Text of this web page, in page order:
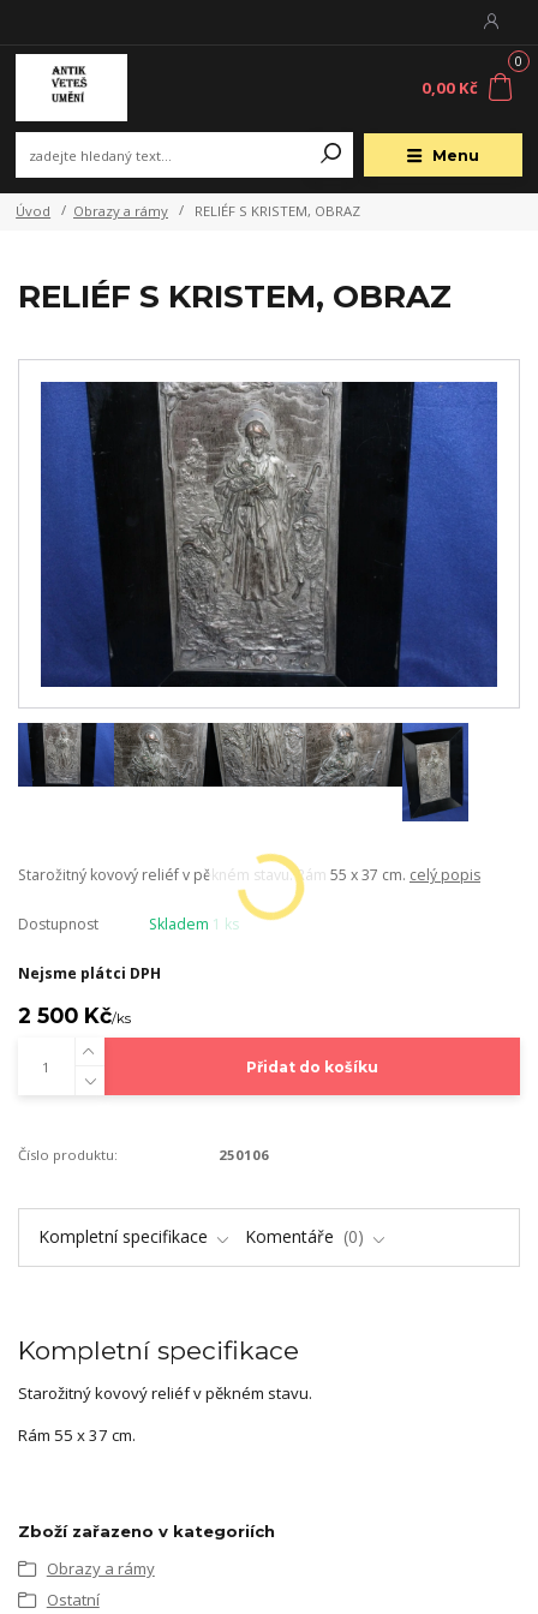
Menu
0
0,00 Kč
Úvod Obrazy a rámy RELIÉF S KRISTEM, OBRAZ
RELIÉF S KRISTEM, OBRAZ
Starožitný kovový reliéf v pěkném stavu. Rám 55 x 37 cm. celý popis
Dostupnost Skladem 1 ks
Nejsme plátci DPH
2 500 Kč/ks
Přidat do košíku
Číslo produktu: 250106
Kompletní specifikace Komentáře 0
Kompletní specifikace
Starožitný kovový reliéf v pěkném stavu.
Rám 55 x 37 cm.
Zboží zařazeno v kategoriích
Obrazy a rámy
Ostatní